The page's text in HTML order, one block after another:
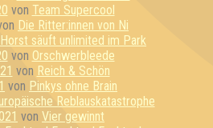
von Team Supercool
Die Ritter:innen von Ni
Horst säuft unlimited im Park
von Orschwerbleede
von Reich & Schön
von Pinkys ohne Brain
Reblauskatastrophe
von Vier gewinnt